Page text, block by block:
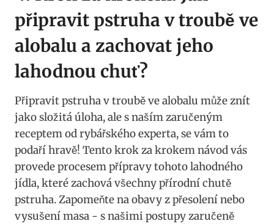
připravit⁢ pstruha v troubě ve‍
alobalu a zachovat jeho
lahodnou ⁤chuť?
Připravit pstruha v troubě‍ ve ​alobalu může znít
⁣jako ⁢složitá úloha, ⁢ale s naším zaručeným
receptem‍ od rybářského experta,⁤ se ‍vám to
podaří hravě! Tento‍ krok za krokem ​návod vás
provede procesem přípravy tohoto lahodného
jídla, které‍ zachová‌ všechny ‍přírodní chutě ​
pstruha.⁣ Zapomeňte na obavy z přesolení nebo
vysušení masa ​- ⁣s našimi​ postupy‌ zaručeně ​